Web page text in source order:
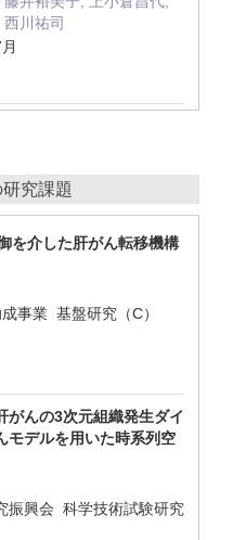
川祐司
究課題
を介した肝がん転移機構
事業 基盤研究（C）
がんの3次元組織発生ダイ
モデルを用いた時系列空
振興会 科学技術試験研究